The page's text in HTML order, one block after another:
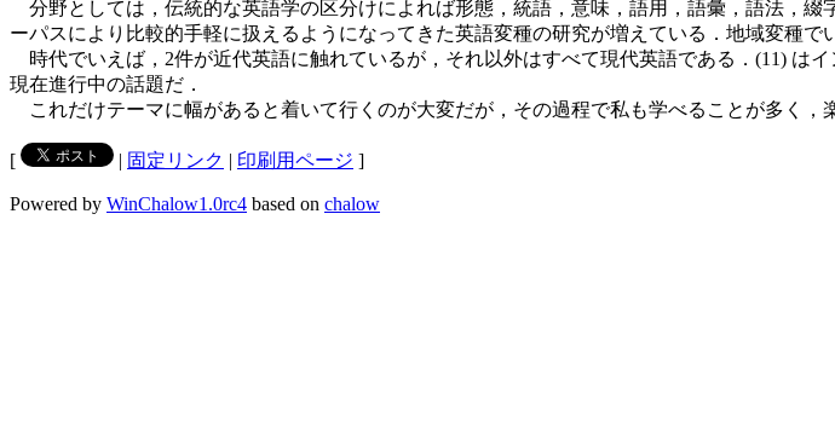
分野としては，伝統的な英語学の区分けによれば形態，統語，意味，語用，語彙，語法，
ーパスにより比較的手軽に扱えるようになってきた英語変種の研究が増えている．地域変種
時代でいえば，2件が近代英語に触れているが，それ以外はすべて現代英語である．(11) は
現在進行中の話題だ．
これだけテーマに幅があると着いて行くのが大変だが，その過程で私も学べることが多く，
[ | 固定リンク | 印刷用ページ ]
Powered by WinChalow1.0rc4 based on chalow